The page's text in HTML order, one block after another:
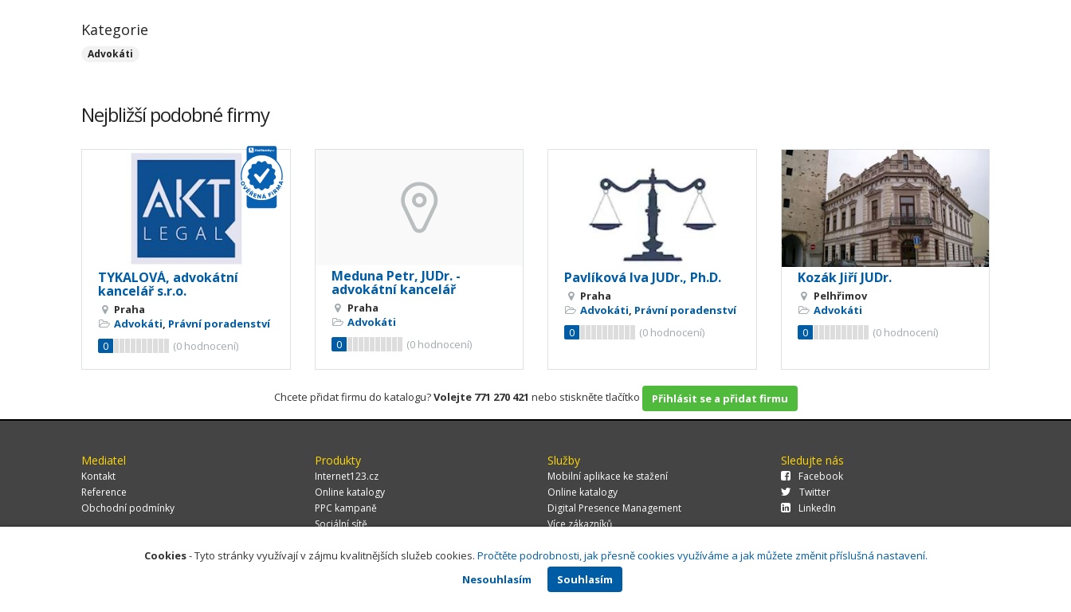
Kategorie
Advokáti
Nejbližší podobné firmy
TYKALOVÁ, advokátní
kancelář s.r.o.
Praha
Advokáti, Právní poradenství
0
(0 hodnocení)
Meduna Petr, JUDr. -
advokátní kancelář
Praha
Advokáti
0
(0hodnocení)
Pavlíková Iva JUDr., Ph.D.
Praha
Advokáti, Právní poradenství
0
(0 hodnocení)
Kozák Jiří JUDr.
Pelhřimov
Advokáti
0
(0hodnocení)
Chcete přidat firmu do katalogu?Volejte 771 270 421 nebo stiskněte tlačítko Přihlásit se a přidat firmu
Mediatel
Kontakt
Reference
Obchodní podmínky
Produkty
Internet123.cz
Online katalogy
PPC kampaně
Sociální sítě
Služby
Mobilní aplikace ke stažení
Online katalogy
Digital Presence Management
Více zákazníků
Sledujte nás
Facebook
Twitter
LinkedIn
Za Potokem 46/4, 106 00 Praha 10, tel.: +420 771 270 421, verze 1.29.0.143,
Cookies- Tyto stránky využívají v zájmu kvalitnějších služeb cookies. Pročtěte podrobnosti, jak přesně cookies využíváme a jak můžete změnit příslušná nastavení.
Nesouhlasím
Souhlasím